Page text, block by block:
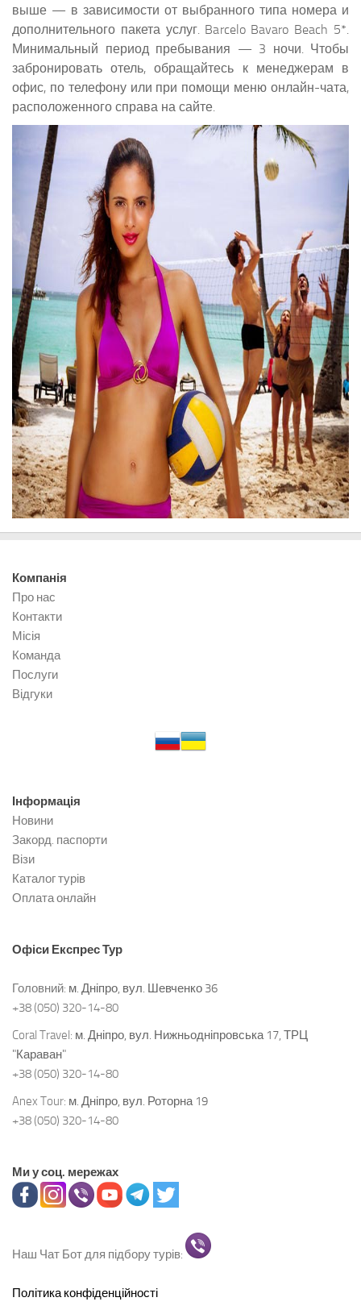
выше — в зависимости от выбранного типа номера и
дополнительного пакета услуг. Barcelo Bavaro Beach 5*.
Минимальный период пребывания — 3 ночи. Чтобы
забронировать отель, обращайтесь к менеджерам в
офис, по телефону или при помощи меню онлайн-чата,
расположенного справа на сайте.
Компанія
Про нас
Контакти
Місія
Команда
Послуги
Відгуки
Інформація
Новини
Закорд. паспорти
Візи
Каталог турів
Оплата онлайн
Офіси Експрес Тур
Головний: м. Дніпро, вул. Шевченко 36
+38 (050) 320-14-80
Coral Travel: м. Дніпро, вул. Нижньодніпровська 17, ТРЦ
"Караван"
+38 (050) 320-14-80
Anex Tour: м. Дніпро, вул. Роторна 19
+38 (050) 320-14-80
Ми у соц. мережах
Наш Чат Бот для підбору турів:
Політика конфіденційності